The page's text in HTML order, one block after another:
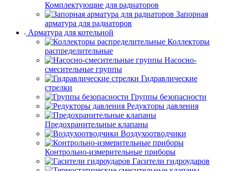
Комплектующие для радиаторов
Запорная
арматура для радиаторов
Арматура для котельной
Коллекторы
распределительные
Насосно-
смесительные группы
Гидравлические
стрелки
Группы безопасности
Редукторы давления
Предохранительные клапаны
Воздухоотводчики
Контрольно-измерительные приборы
Гасители гидроударов